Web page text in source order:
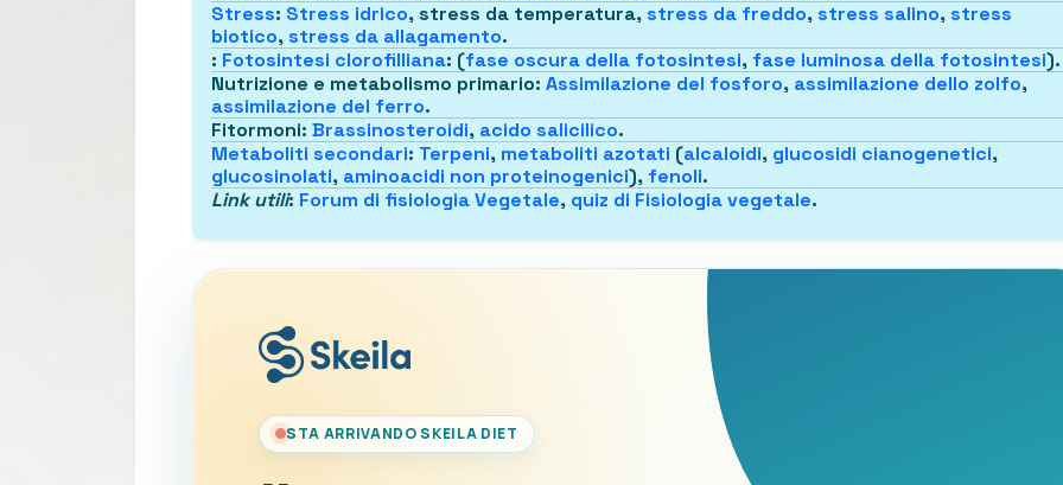
Stress: Stress idrico, stress da temperatura, stress da freddo, stress salino, stress
biotico, stress da allagamento.
: Fotosintesi clorofilliana: (fase oscura della fotosintesi, fase luminosa della fotosintesi).
Nutrizione e metabolismo primario: Assimilazione del fosforo, assimilazione dello zolfo,
assimilazione del ferro.
Fitormoni: Brassinosteroidi, acido salicilico.
Metaboliti secondari: Terpeni, metaboliti azotati (alcaloidi, glucosidi cianogenetici,
glucosinolati, aminoacidi non proteinogenici), fenoli.
Link utili: Forum di fisiologia Vegetale, quiz di Fisiologia vegetale.
STA ARRIVANDO SKEILA DIET